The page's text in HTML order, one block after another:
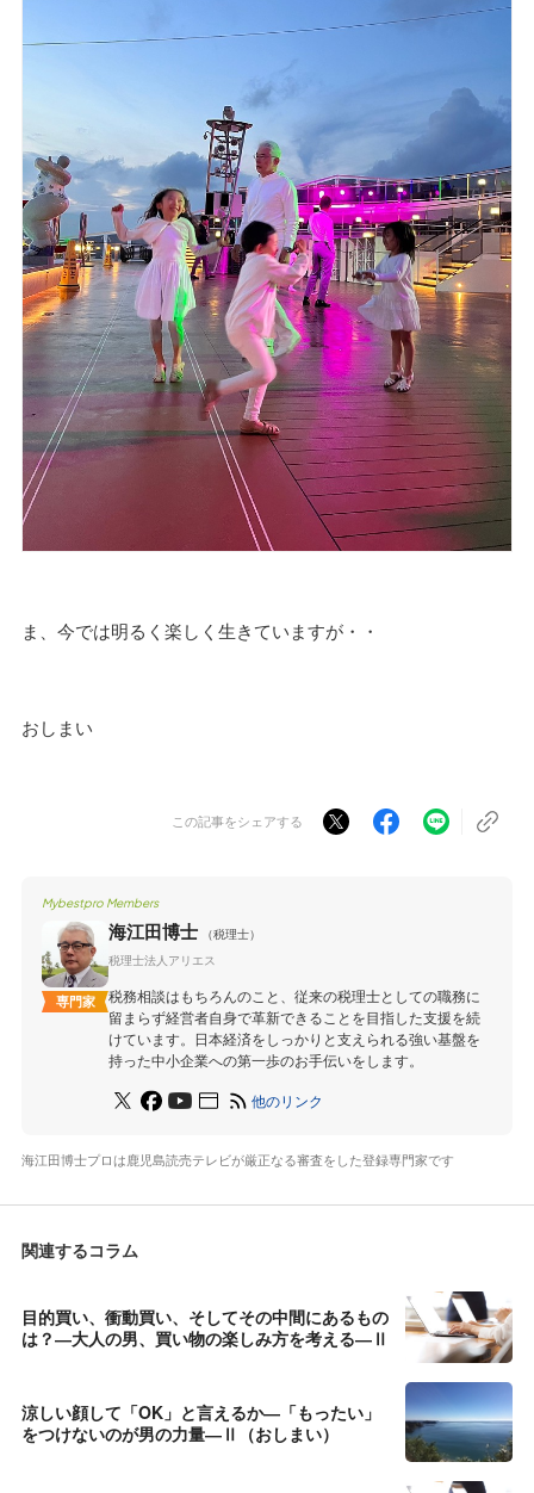
ま、今では明るく楽しく生きていますが・・
おしまい
この記事をシェアする
Mybestpro Members
専門家
海江田博士
（税理士）
税理士法人アリエス
税務相談はもちろんのこと、従来の税理士としての職務に
留まらず経営者自身で革新できることを目指した支援を続
けています。日本経済をしっかりと支えられる強い基盤を
持った中小企業への第一歩のお手伝いをします。
他のリンク
海江田博士プロは鹿児島読売テレビが厳正なる審査をした登録専門家です
関連するコラム
目的買い、衝動買い、そしてその中間にあるもの
は？―大人の男、買い物の楽しみ方を考える―Ⅱ
涼しい顔して「OK」と言えるか―「もったい」
をつけないのが男の力量―Ⅱ（おしまい）